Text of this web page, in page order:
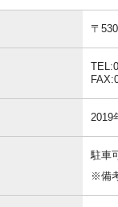
〒
2019
駐車
※備